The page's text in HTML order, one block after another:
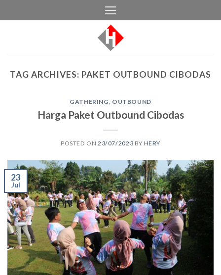
to
TAG ARCHIVES: PAKET OUTBOUND CIBODAS
GATHERING OUTBOUND
Harga Paket Outbound Cibodas
POSTED ON23/07/2023 BY HERY
23
Jul